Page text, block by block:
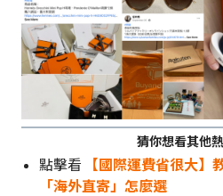
猜你想看其他
點擊看
【國際運費省很大】
「海外直寄」怎麼選